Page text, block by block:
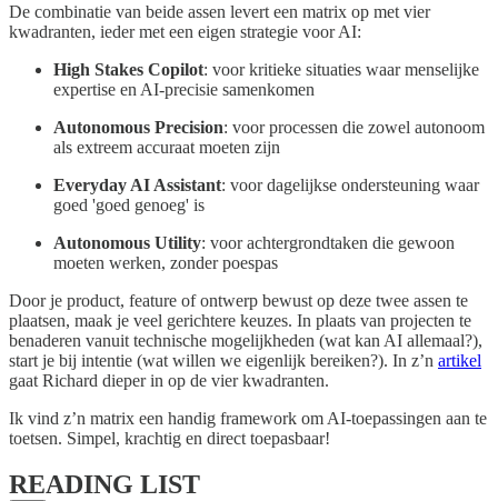
De combinatie van beide assen levert een matrix op met vier
kwadranten, ieder met een eigen strategie voor AI:
High Stakes Copilot: voor kritieke situaties waar menselijke
expertise en AI-precisie samenkomen
Autonomous Precision: voor processen die zowel autonoom
als extreem accuraat moeten zijn
Everyday AI Assistant: voor dagelijkse ondersteuning waar
goed 'goed genoeg' is
Autonomous Utility: voor achtergrondtaken die gewoon
moeten werken, zonder poespas
Door je product, feature of ontwerp bewust op deze twee assen te
plaatsen, maak je veel gerichtere keuzes. In plaats van projecten te
benaderen vanuit technische mogelijkheden (wat kan AI allemaal?),
start je bij intentie (wat willen we eigenlijk bereiken?). In z’n artikel
gaat Richard dieper in op de vier kwadranten.
Ik vind z’n matrix een handig framework om AI-toepassingen aan te
toetsen. Simpel, krachtig en direct toepasbaar!
READING LIST